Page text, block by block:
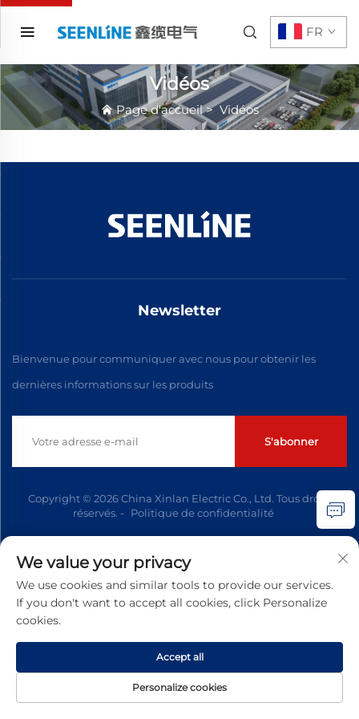
FR
Vidéos
Page d'accueil>Vidéos
Newsletter
Bienvenue pour communiquer avec nous pour obtenir les
dernières informations sur les produits
S'abonner
Copyright © 2026 China Xinlan Electric Co., Ltd. Tous droits
réservés. -
Politique de confidentialité
We value your privacy
We use cookies and similar tools to provide our services.
If you don't want to accept all cookies, click Personalize
cookies.
Personalize cookies
Accept all